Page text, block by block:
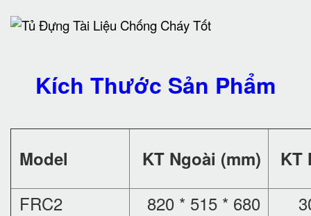
Kích Thước Sản Phẩm
Model KT Ngoài (mm) KT
FRC2 820 * 515 * 680